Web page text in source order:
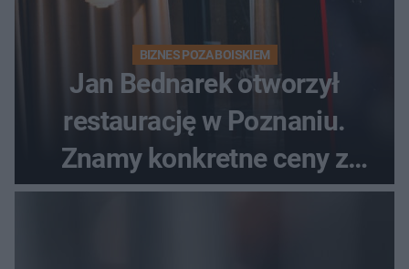
BIZNES POZA BOISKIEM
Jan Bednarek otworzył
restaurację w Poznaniu.
Znamy konkretne ceny z
menu